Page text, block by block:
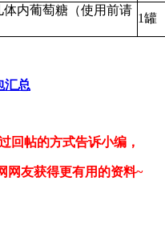
体内葡萄糖（使用前请
1罐
汇总
回帖的方式告诉小编，
网友获得更有用的资料~